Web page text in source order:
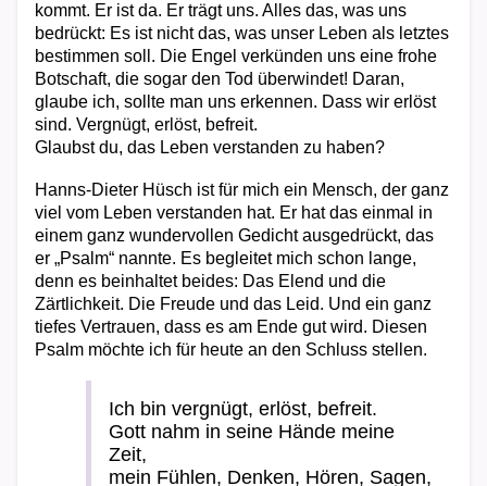
kommt. Er ist da. Er trägt uns. Alles das, was uns
bedrückt: Es ist nicht das, was unser Leben als letztes
bestimmen soll. Die Engel verkünden uns eine frohe
Botschaft, die sogar den Tod überwindet! Daran,
glaube ich, sollte man uns erkennen. Dass wir erlöst
sind. Vergnügt, erlöst, befreit.
Glaubst du, das Leben verstanden zu haben?
Hanns-Dieter Hüsch ist für mich ein Mensch, der ganz
viel vom Leben verstanden hat. Er hat das einmal in
einem ganz wundervollen Gedicht ausgedrückt, das
er „Psalm“ nannte. Es begleitet mich schon lange,
denn es beinhaltet beides: Das Elend und die
Zärtlichkeit. Die Freude und das Leid. Und ein ganz
tiefes Vertrauen, dass es am Ende gut wird. Diesen
Psalm möchte ich für heute an den Schluss stellen.
Ich bin vergnügt, erlöst, befreit.
Gott nahm in seine Hände meine
Zeit,
mein Fühlen, Denken, Hören, Sagen,